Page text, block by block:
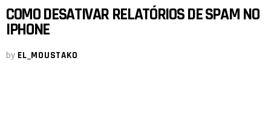
COMO DESATIVAR RELATÓRIOS DE SPAM NO
IPHONE
by EL_MOUSTAKO